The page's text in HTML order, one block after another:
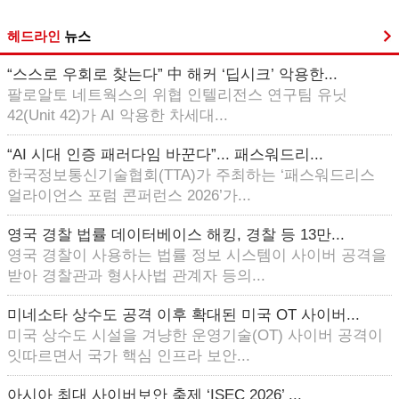
헤드라인 뉴스
“스스로 우회로 찾는다” 中 해커 ‘딥시크’ 악용한...
팔로알토 네트웍스의 위협 인텔리전스 연구팀 유닛
42(Unit 42)가 AI 악용한 차세대...
“AI 시대 인증 패러다임 바꾼다”... 패스워드리...
한국정보통신기술협회(TTA)가 주최하는 ‘패스워드리스
얼라이언스 포럼 콘퍼런스 2026’가...
영국 경찰 법률 데이터베이스 해킹, 경찰 등 13만...
영국 경찰이 사용하는 법률 정보 시스템이 사이버 공격을
받아 경찰관과 형사사법 관계자 등의...
미네소타 상수도 공격 이후 확대된 미국 OT 사이버...
미국 상수도 시설을 겨냥한 운영기술(OT) 사이버 공격이
잇따르면서 국가 핵심 인프라 보안...
아시아 최대 사이버보안 축제 ‘ISEC 2026’ ...